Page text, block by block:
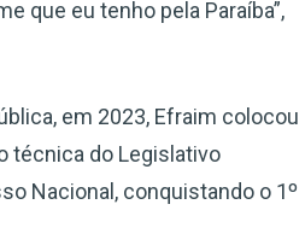
que eu tenho pela Paraíba”,
em 2023, Efraim colocou
técnica do Legislativo
Nacional, conquistando o 1º